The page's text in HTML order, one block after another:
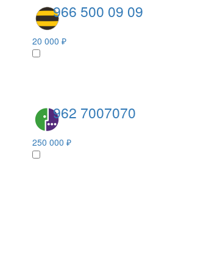
966 500 09 09
20 000 ₽
962 7007070
250 000 ₽